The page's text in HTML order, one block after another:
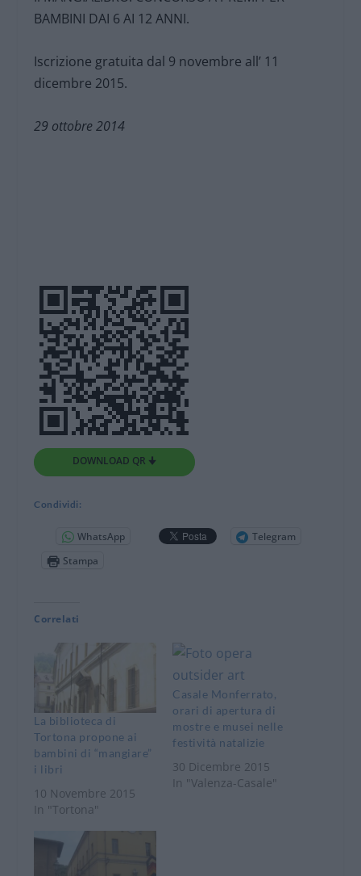
BAMBINI DAI 6 AI 12 ANNI.
Iscrizione gratuita dal 9 novembre all’ 11
dicembre 2015.
29 ottobre 2014
DOWNLOAD QR 🠋
Condividi:
WhatsApp
Telegram
Stampa
Correlati
La biblioteca di
Tortona propone ai
bambini di “mangiare”
i libri
10 Novembre 2015
In "Tortona"
Casale Monferrato,
orari di apertura di
mostre e musei nelle
festività natalizie
30 Dicembre 2015
In "Valenza-Casale"